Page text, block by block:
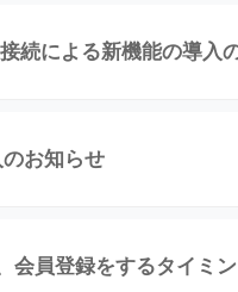
続による新機能の導入
お知らせ
会員登録をするタイミ